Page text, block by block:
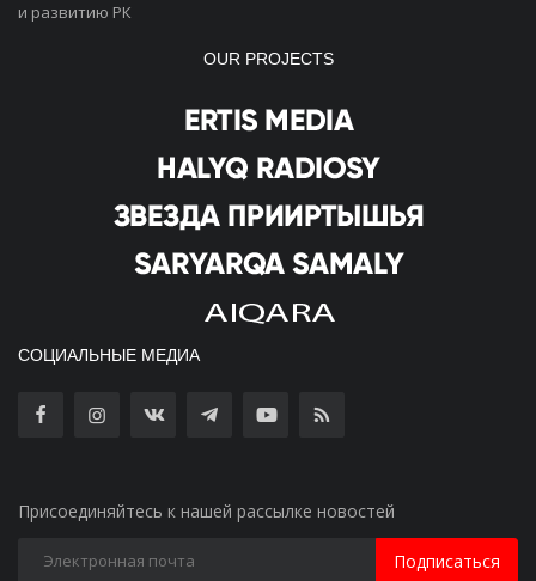
и развитию РК
OUR PROJECTS
СОЦИАЛЬНЫЕ МЕДИА
Присоединяйтесь к нашей рассылке новостей
Подписаться